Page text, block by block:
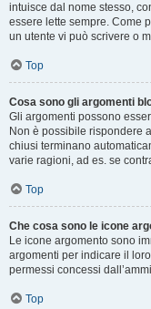
intuisce dal nome stesso,
essere lette sempre. Come
un utente vi può scrivere o
Top
Cosa sono gli argomenti
Gli argomenti possono
Non è possibile rispondere
chiusi terminano
varie ragioni, ad es. se
Top
Che cosa sono le icone
Le icone argomento sono
argomenti per indicare il
permessi concessi
Top